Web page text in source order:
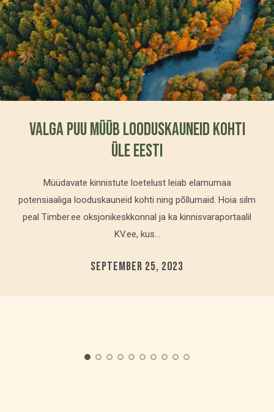
Valga Puu müüb looduskauneid kohti
üle Eesti
Müüdavate kinnistute loetelust leiab elamumaa
potensiaaliga looduskauneid kohti ning põllumaid. Hoia silm
peal Timber.ee oksjonikeskkonnal ja ka kinnisvaraportaalil
KV.ee, kus...
SEPTEMBER 25, 2023